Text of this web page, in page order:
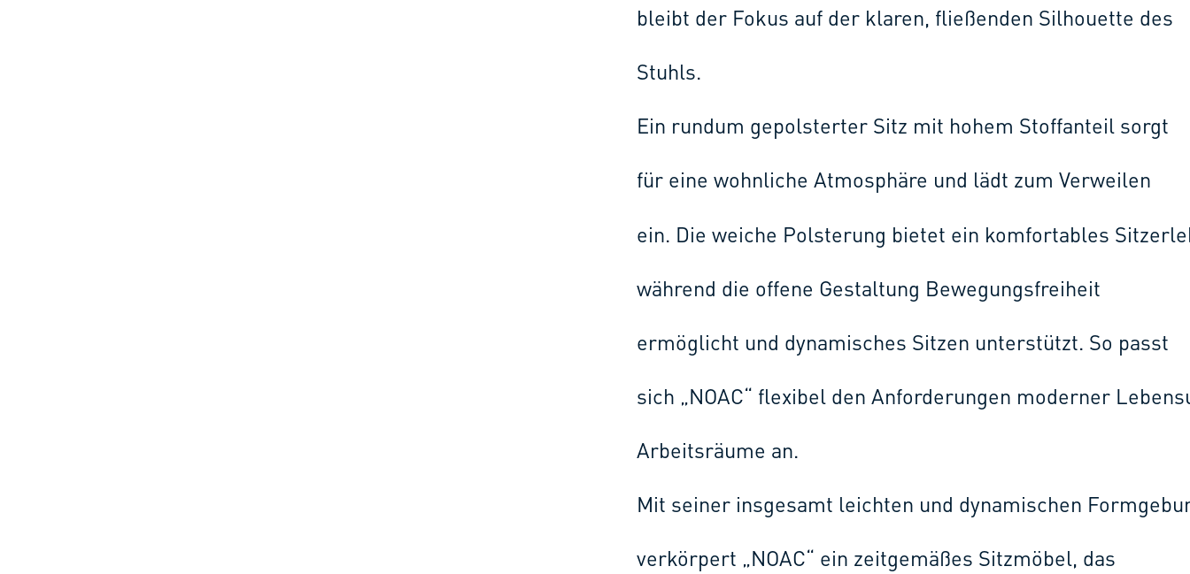
bleibt der Fokus auf der klaren, fließenden Silhouette des
Stuhls.
Ein rundum gepolsterter Sitz mit hohem Stoffanteil sorgt
für eine wohnliche Atmosphäre und lädt zum Verweilen
ein. Die weiche Polsterung bietet ein komfortables
während die offene Gestaltung Bewegungsfreiheit
ermöglicht und dynamisches Sitzen unterstützt. So passt
sich „NOAC“ flexibel den Anforderungen moderner
Arbeitsräume an.
Mit seiner insgesamt leichten und dynamischen
verkörpert „NOAC“ ein zeitgemäßes Sitzmöbel, das